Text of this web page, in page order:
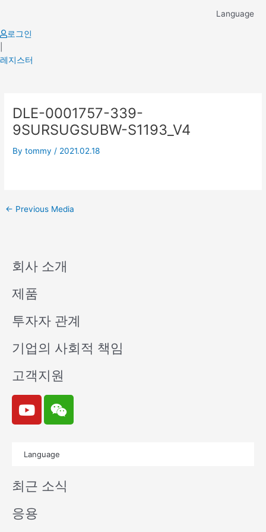
content
Language
로그인
레지스터
DLE-0001757-339-
9SURSUGSUBW-S1193_V4
Bytommy / 2021.02.18
navigation
← Previous Media
회사 소개
제품
투자자 관계
기업의 사회적 책임
고객지원
Y
o
u
e
W
e
i
n
Language
최근 소식
응용